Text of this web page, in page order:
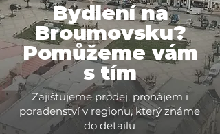
Bydlení na
Broumovsku?
Pomůžeme vám
s tím
Zajišťujeme prodej, pronájem i
poradenství v regionu, který známe
do detailu